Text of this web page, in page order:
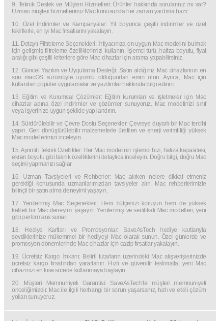
9. Teknik Destek ve Müşteri Hizmetleri: Ürünler hakkında sorularınız mı var?
Uzman müşteri hizmetlerimiz Mac konusunda her zaman yardıma hazır.
10. Özel İndirimler ve Kampanyalar: Yıl boyunca çeşitli indirimler ve özel
tekliflerle, en iyi Mac fırsatlarını yakalayın.
11. Detaylı Filtreleme Seçenekleri: İhtiyacınıza en uygun Mac modelini bulmak
için gelişmiş filtreleme özelliklerimizi kullanın. İşlemci türü, hafıza boyutu, fiyat
aralığı gibi çeşitli kriterlere göre Mac cihazlar için arama yapabilirsiniz.
12. Güncel Yazılım ve Uygulama Desteği: Satın aldığınız Mac cihazlarının en
son macOS sürümüyle uyumlu olduğundan emin olun. Ayrıca, Mac için
kullanılan popüler uygulamalar ve yazılımlar hakkında bilgi edinin.
13. Eğitim ve Kurumsal Çözümler: Eğitim kurumları ve işletmeler için Mac
cihazlar adına özel indirimler ve çözümler sunuyoruz. Mac modelinizi sınıf
veya işyerinize uygun şekilde yapılandırın.
14. Sürdürülebilir ve Çevre Dostu Seçenekler: Çevreye duyarlı bir Mac tercihi
yapın. Geri dönüştürülebilir malzemelerle üretilen ve enerji verimliliği yüksek
Mac modellerimizi inceleyin.
15. Ayrıntılı Teknik Özellikler: Her Mac modelinin işlemci hızı, hafıza kapasitesi,
ekran boyutu gibi teknik özelliklerini detaylıca inceleyin. Doğru bilgi, doğru Mac
seçimi yapmanızı sağlar.
16. Uzman Tavsiyeleri ve Rehberler: Mac alırken nelere dikkat etmeniz
gerektiği konusunda uzmanlarımızdan tavsiyeler alın. Mac rehberlerimizle
bilinçli bir satın alma deneyimi yaşayın.
17. Yenilenmiş Mac Seçenekleri: Hem bütçenizi koruyun hem de yüksek
kaliteli bir Mac deneyimi yaşayın. Yenilenmiş ve sertifikalı Mac modelleri, yeni
gibi performans sunar.
18. Hediye Kartları ve Promosyonlar: SaveAsTech hediye kartlarıyla
sevdiklerinize mükemmel bir hediyeyi Mac olarak sunun. Özel günlerde ve
promosyon dönemlerinde Mac cihazlar için cazip fırsatlar yakalayın.
19. Ücretsiz Kargo İmkanı: Belirli tutarların üzerindeki Mac alışverişlerinizde
ücretsiz kargo fırsatından yararlanın. Hızlı ve güvenilir teslimatla, yeni Mac
cihazınızı en kısa sürede kullanmaya başlayın.
20. Müşteri Memnuniyeti Garantisi: SaveAsTech’te müşteri memnuniyeti
önceliğimizdir. Mac ile ilgili herhangi bir sorun yaşarsanız, hızlı ve etkili çözüm
yolları sunuyoruz.